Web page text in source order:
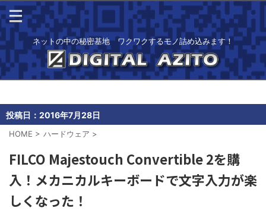
ネットの中の秘密基地 ワクワクするモノ詰め込みます！
投稿日： 2016年7月28日
HOME > ハードウェア >
FILCO Majestouch Convertible 2を購
入！メカニカルキーボードで文字入力が楽
しくなった！